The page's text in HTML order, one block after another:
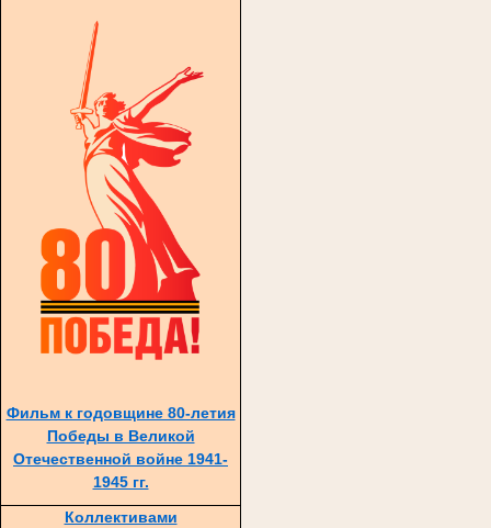
Фильм к годовщине 80-летия
Победы в Великой
Отечественной войне 1941-
1945 гг.
Коллективами